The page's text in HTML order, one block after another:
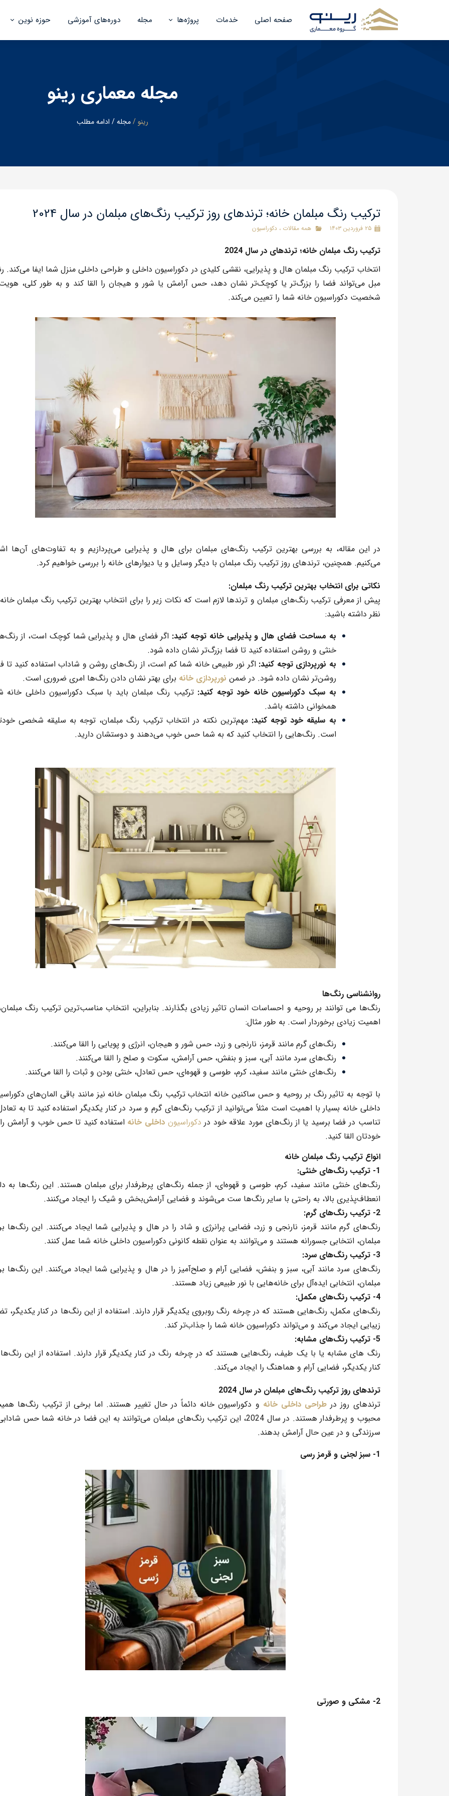
صفحه اصلی خدمات پروژه‌ها
طراحی داخلی
طراحی محوطه و نما
مجله دوره‌های آموزشی حوزه نوین
مجله معماری رینو
رینو/ ​مجله/ ادامه مطلب
ترکیب رنگ مبلمان خانه؛ ترندهای روز ترکیب رنگ‌های مبلمان در سال 2024
۲۵ فروردین ۱۴۰۳ همه مقالات ،دکوراسیون
ترکیب رنگ مبلمان خانه؛ ترندهای در سال 2024
انتخاب ترکیب رنگ مبلمانهال و پذیرایی، نقشی کلیدی در دکوراسیون داخلیو طراحی داخلیمنزل شما ایفا می‌کند.
مبل می‌تواند فضا را بزرگ‌تر یا کوچک‌تر نشان دهد، حس آرامش یا شور و هیجان را القا کند و به طور کلی،
شخصیت دکوراسیون خانه شما را تعیین می‌کند.
در این مقاله، به بررسی بهترین ترکیب رنگ‌های مبلمان برای هال و پذیرایی می‌پردازیم و به تفاوت‌های آن‌ها
می‌کنیم. همچنین، ترندهای روزترکیب رنگ مبلمان با دیگر وسایل و یا دیوارهای خانه را بررسی خواهیم کرد.
نکاتی برای انتخاب بهترین ترکیب رنگ مبلمان:
پیش از معرفی ترکیب رنگ‌های مبلمان و ترندها لازم است که نکات زیر را برای انتخاب بهترین ترکیب رنگ مبلمان
نظر داشته باشید:
به مساحت فضای هال و پذیرایی خانه توجه کنید: اگر فضای هال و پذیرایی شما کوچک است، از
خنثی و روشن استفاده کنید تا فضا بزرگ‌تر نشان داده شود.
به نورپردازی توجه کنید: اگر نور طبیعی خانه شما کم است، از رنگ‌های روشنو شاداب استفاده کنید تا
روشن‌تر نشان داده شود. در ضمن نورپردازی خانه برای بهتر نشان دادن رنگ‌ها امری ضروری است.
به سبک دکوراسیون خانه خود توجه کنید: ترکیب رنگ مبلمانباید با سبک دکوراسیون داخلی خانه
همخوانی داشته باشد.
به سلیقه خود توجه کنید: مهم‌ترین نکته در انتخابترکیب رنگ مبلمان، توجه به سلیقه شخصی
است. رنگ‌هایی را انتخاب کنید که به شما حس خوب می‌دهند و دوستشان دارید.
روانشناسی رنگ‌ها
رنگ‌ها می توانند بر روحیه و احساسات انسان تاثیر زیادی بگذارند. بنابراین، انتخاب مناسب‌ترین ترکیب رنگ مبلمان
اهمیت زیادی برخوردار است. به طور مثال:
رنگ‌های گرم مانند قرمز، نارنجی و زرد، حس شور و هیجان، انرژی و پویایی را القا می‌کنند.
رنگ‌های سرد مانند آبی، سبز و بنفش، حس آرامش، سکوت و صلح را القا می‌کنند.
رنگ‌های خنثی مانند سفید، کرم، طوسی و قهوه‌ای، حس تعادل، خنثی بودن و ثبات را القا می‌کنند.
با توجه به تاثیر رنگ بر روحیه و حس ساکنین خانه انتخاب ترکیب رنگ مبلمان خانه نیز مانند باقی المان‌های
داخلی خانه بسیار با اهمیت است مثلاً می‌توانید از ترکیب رنگ‌های گرم و سرد در کنار یکدیگر استفاده کنید تا به
تناسب در فضا برسید یا از رنگ‌های مورد علاقه خود در دکوراسیون داخلی خانه استفاده کنید تا حس خوب و آرامش
خودتان القا کنید.
انواع ترکیب رنگ مبلمان خانه
1- ترکیب رنگ‌های خنثی:
رنگ‌های خنثی مانند سفید، کرم، طوسی و قهوه‌ای، از جمله رنگ‌های پرطرفدار برای مبلمانهستند. این رنگ‌ها به
انعطاف‌پذیری بالا، به راحتی با سایر رنگ‌ها ست می‌شوند و فضایی آرامش‌بخش و شیک را ایجاد می‌کنند.
2- ترکیب رنگ‌های گرم:
رنگ‌های گرممانند قرمز، نارنجی و زرد، فضایی پرانرژی و شاد را در هال و پذیرایی شما ایجاد می‌کنند. این رنگ‌ها
مبلمان، انتخابی جسورانه هستند و می‌توانند به عنوان نقطه کانونی دکوراسیون داخلی خانه شما عمل کنند.
3- ترکیب رنگ‌های سرد:
رنگ‌های سردمانند آبی، سبز و بنفش، فضایی آرام و صلح‌آمیز را در هال و پذیرایی شما ایجاد می‌کنند. این رنگ‌ها
مبلمان، انتخابی ایده‌آل برای خانه‌هایی با نور طبیعی زیاد هستند.
4- ترکیب رنگ‌های مکمل:
رنگ‌های مکمل، رنگ‌هایی هستند که در چرخه رنگ روبروی یکدیگر قرار دارند. استفاده از این رنگ‌ها در کنار یکدیگر،
زیبایی ایجاد می‌کند و می‌تواند دکوراسیون خانه شما را جذاب‌تر کند.
5- ترکیب رنگ‌های مشابه:
رنگ های مشابه یا با یک طیف، رنگ‌هایی هستند که در چرخه رنگ در کنار یکدیگر قرار دارند. استفاده از این
کنار یکدیگر، فضایی آرام و هماهنگ را ایجاد می‌کند.
ترندهای روز ترکیب رنگ‌های مبلمان در سال 2024
ترندهای روز در طراحی داخلی خانه و دکوراسیون خانه دائماً در حال تغییر هستند. اما برخی ازترکیب رنگ‌ها
محبوب و پرطرفدار هستند. در سال 2024،
این ترکیب رنگ‌های مبلمان می‌توانند به این فضا در خانه شما حس
سرزندگی و در عین حال آرامش بدهند.
1- سبز لجنی و قرمز رسی
2- مشکی و صورتی